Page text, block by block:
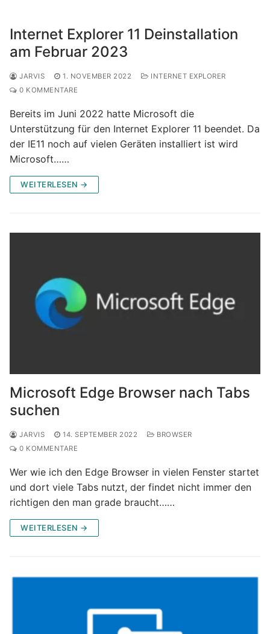
Internet Explorer 11 Deinstallation
am Februar 2023
JARVIS 1. NOVEMBER 2022
INTERNET EXPLORER
0 KOMMENTARE
Bereits im Juni 2022 hatte Microsoft die
Unterstützung für den Internet Explorer 11 beendet. Da
der IE11 noch auf vielen Geräten installiert ist wird
Microsoft……
WEITERLESEN →
Microsoft Edge Browser nach Tabs
suchen
JARVIS 14. SEPTEMBER 2022
BROWSER
0 KOMMENTARE
Wer wie ich den Edge Browser in vielen Fenster startet
und dort viele Tabs nutzt, der findet nicht immer den
richtigen den man grade braucht……
WEITERLESEN →